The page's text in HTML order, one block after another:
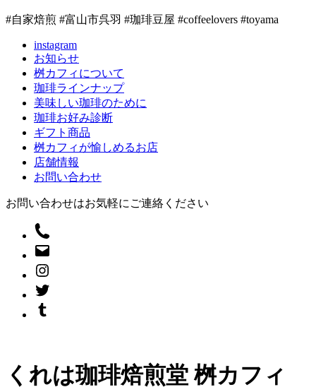
#自家焙煎 #富山市呉羽 #珈琲豆屋 #coffeelovers #toyama
instagram
お知らせ
桝カフィについて
珈琲ラインナップ
美味しい珈琲のために
珈琲お好み診断
ギフト商品
桝カフィが愉しめるお店
店舗情報
お問い合わせ
お問い合わせはお気軽にご連絡ください
くれは珈琲焙煎堂 桝カフィ